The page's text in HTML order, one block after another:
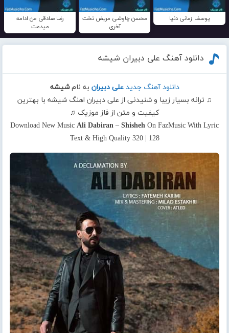
یوسف زمانی دنیا
محسن چاوشی مریض تخت
آخری
رضا صادقی من ادامه
میدمت
دانلود آهنگ علی دبیران شیشه
دانلود آهنگ جدید علی دبیران به نامشیشه
♫ ترانه بسیار زیبا و شنیدنی از علی دبیران اهنگ شیشه با بهترین
کیفیت و متن از فاز موزیک ♫
Download New Music Ali Dabiran – Shisheh On FazMusic With Lyric
Text & High Quality 320 | 128